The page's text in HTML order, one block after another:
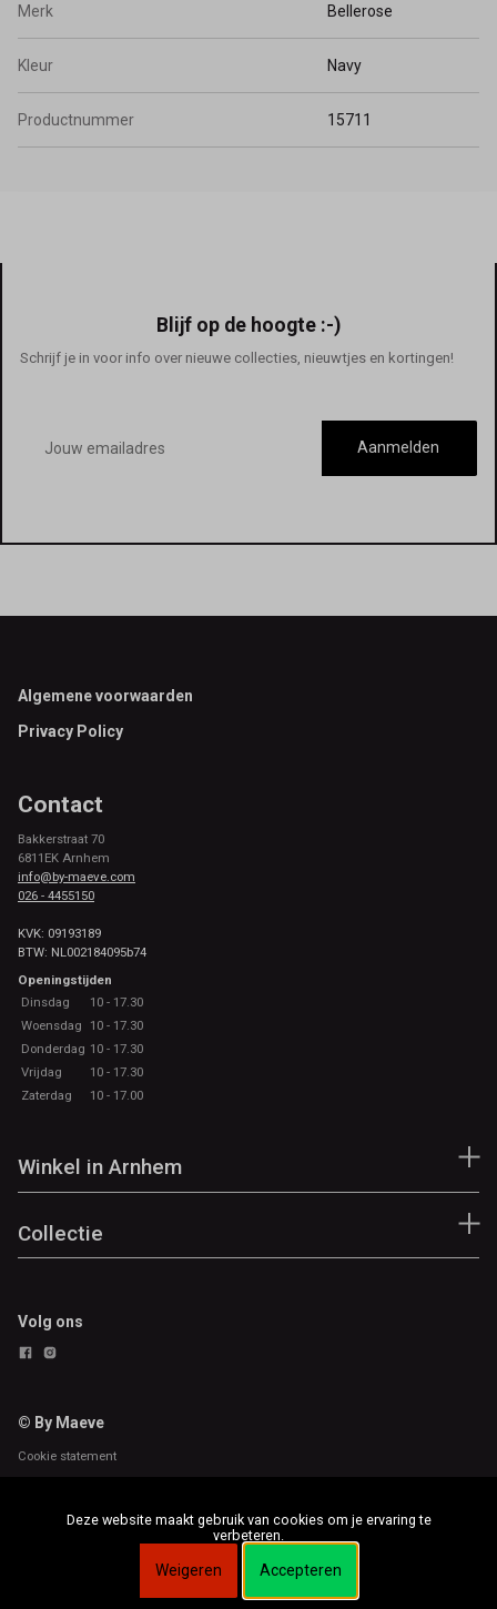
Merk Bellerose
Kleur Navy
Productnummer 15711
Blijf op de hoogte :-)
Schrijf je in voor info over nieuwe collecties, nieuwtjes en kortingen!
mailadres
Aanmelden
Footer
Algemene voorwaarden
Privacy Policy
Contact
Bakkerstraat 70
6811EK Arnhem
info@by-maeve.com
026 - 4455150
KVK: 09193189
BTW: NL002184095b74
Openingstijden
Dinsdag
10 - 17.30
Woensdag
10 - 17.30
Donderdag 10 - 17.30
Vrijdag
10 - 17.30
Zaterdag
10 - 17.00
Winkel in Arnhem
Collectie
Volg ons
© By Maeve
Cookie statement
Deze website maakt gebruik van cookies om je ervaring te
verbeteren.
Weigeren Accepteren